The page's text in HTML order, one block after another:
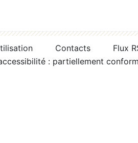
Contacts
Flux
: partiellement